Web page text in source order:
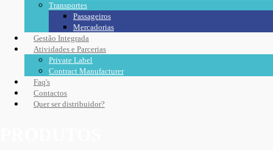
Transportes
Passageiros
Mercadorias
Gestão Integrada
Atividades e Parcerias
Private Label
Contract Manufacturer
Faq's
Contactos
Quer ser distribuidor?